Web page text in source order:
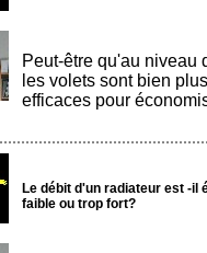
Peut-être qu'au niveau
les volets sont bien
efficaces pour
Le débit d'un radiateur est -il
faible ou trop fort?